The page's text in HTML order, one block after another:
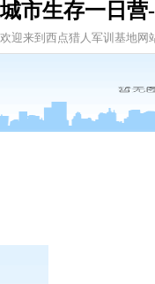
城市生存一日
欢迎来到西点猎人军训基地网